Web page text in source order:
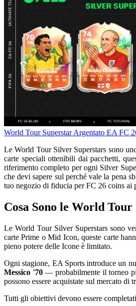
World Tour Superstar Argentato EA FC
Le World Tour Silver Superstars sono
carte speciali ottenibili dai pacchetti,
riferimento completo per ogni Silver
che devi sapere sul perché vale la pena
tuo negozio di fiducia per FC 26 coins ai
Cosa Sono le World
Le World Tour Silver Superstars sono
carte Prime o Mid Icon, queste carte
pieno potere delle Icone è limitato.
Ogni stagione, EA Sports introduce un
Messico '70— probabilmente il torneo
possono essere acquistate sul mercato di
Tutti gli obiettivi devono essere